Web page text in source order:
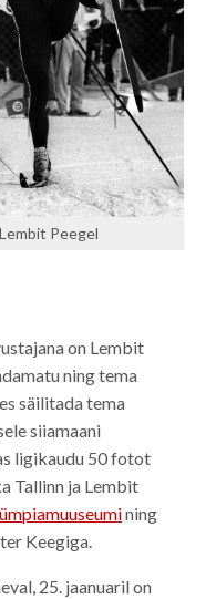
Peegel
on Lembit
ning tema
säilitada tema
siiamaani
ligikaudu 50 fotot
Tallinn ja Lembit
ning
Keegiga.
25. jaanuaril on